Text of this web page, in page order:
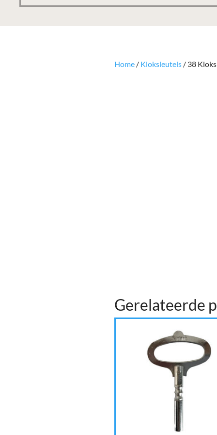
Home / Kloksleutels / 38
Gerelateerde